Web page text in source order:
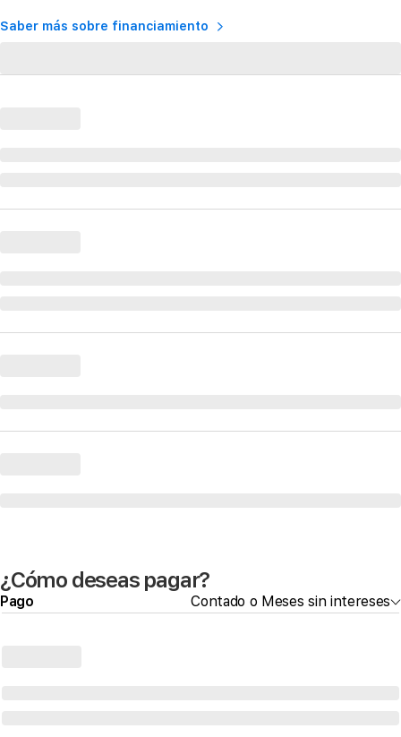
Saber más sobre financiamiento
¿Cómo deseas pagar?
Pago Contado o Meses sin intereses